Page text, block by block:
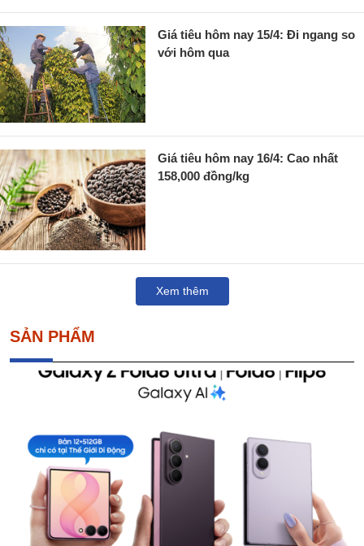
Giá tiêu hôm nay 15/4: Đi ngang so
với hôm qua
Giá tiêu hôm nay 16/4: Cao nhất
158,000 đồng/kg
Xem thêm
SẢN PHẨM